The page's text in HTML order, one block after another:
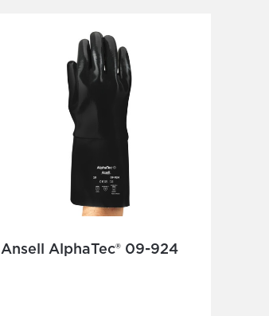
Ansell AlphaTec® 09-924